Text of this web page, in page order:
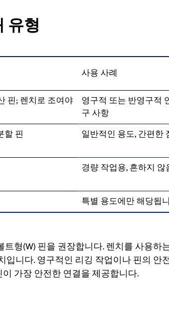
유형
사용 사례
핀; 렌치로 조여야
영구적 또는 반영구적
구 사항
할 핀 일반적인 용도, 간편한
경량 작업용, 흔하지 않
특별 용도에만 해당됩
형(W) 핀을 권장합니다. 렌치를 사용하
입니다. 영구적인 리깅 작업이나 핀의 안
가장 안전한 연결을 제공합니다.